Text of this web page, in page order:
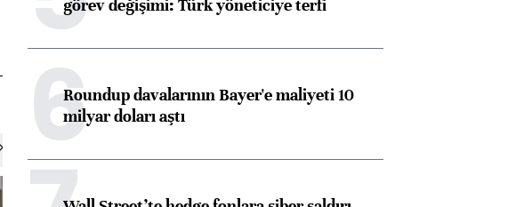
Almanya, Commerzbank
görev değişimi: Türk yöneticiye terfi
6Roundup davalarının Bayer'e maliyeti 10
milyar doları aştı